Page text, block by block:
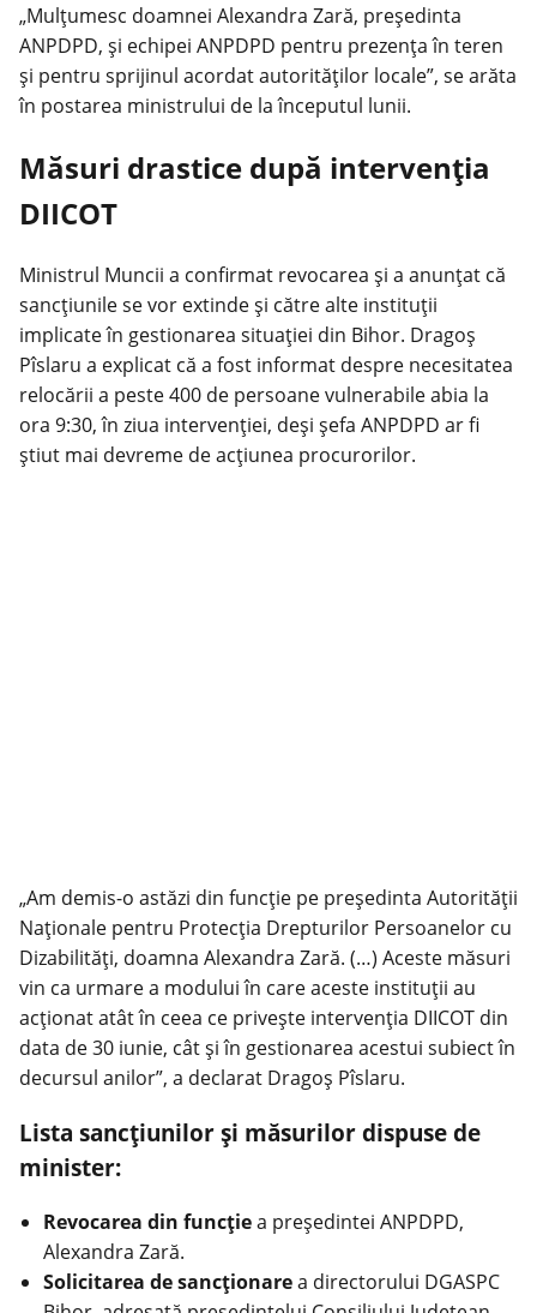
„Mulțumesc doamnei Alexandra Zară, președinta
ANPDPD, și echipei ANPDPD pentru prezența în teren
și pentru sprijinul acordat autorităților locale”, se arăta
în postarea ministrului de la începutul lunii.
Măsuri drastice după intervenția
DIICOT
Ministrul Muncii a confirmat revocarea și a anunțat că
sancțiunile se vor extinde și către alte instituții
implicate în gestionarea situației din Bihor. Dragoș
Pîslaru a explicat că a fost informat despre necesitatea
relocării a peste 400 de persoane vulnerabile abia la
ora 9:30, în ziua intervenției, deși șefa ANPDPD ar fi
știut mai devreme de acțiunea procurorilor.
„Am demis-o astăzi din funcție pe președinta Autorității
Naționale pentru Protecția Drepturilor Persoanelor cu
Dizabilități, doamna Alexandra Zară. (…) Aceste măsuri
vin ca urmare a modului în care aceste instituții au
acționat atât în ceea ce privește intervenția DIICOT din
data de 30 iunie, cât și în gestionarea acestui subiect în
decursul anilor”, a declarat Dragoș Pîslaru.
Lista sancțiunilor și măsurilor dispuse de
minister:
Revocarea din funcțiea președintei ANPDPD,
Alexandra Zară.
Solicitarea de sancționarea directorului DGASPC